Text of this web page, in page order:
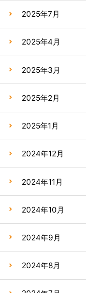
2025年7月
2025年4月
2025年3月
2025年2月
2025年1月
2024年12月
2024年11月
2024年10月
2024年9月
2024年8月